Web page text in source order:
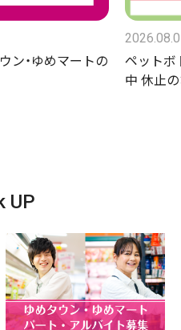
ン・ゆめマートの
ペットボ
中 休止
UP